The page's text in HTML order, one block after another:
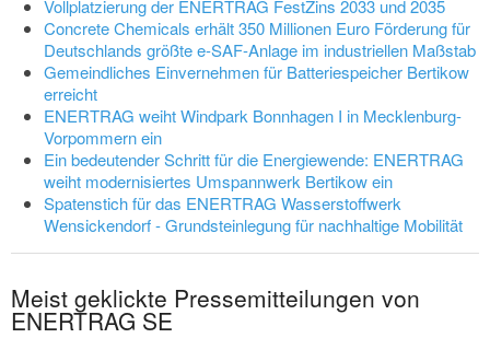
Vollplatzierung der ENERTRAG FestZins 2033 und 2035
Concrete Chemicals erhält 350 Millionen Euro Förderung für
Deutschlands größte e-SAF-Anlage im industriellen Maßstab
Gemeindliches Einvernehmen für Batteriespeicher Bertikow
erreicht
ENERTRAG weiht Windpark Bonnhagen I in Mecklenburg-
Vorpommern ein
Ein bedeutender Schritt für die Energiewende: ENERTRAG
weiht modernisiertes Umspannwerk Bertikow ein
Spatenstich für das ENERTRAG Wasserstoffwerk
Wensickendorf - Grundsteinlegung für nachhaltige Mobilität
Meist geklickte Pressemitteilungen von
ENERTRAG SE